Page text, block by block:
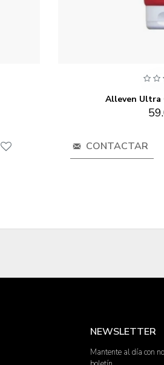
Alleven Ultra
CONTACTAR
NEWSLETTER
Mantente al día con